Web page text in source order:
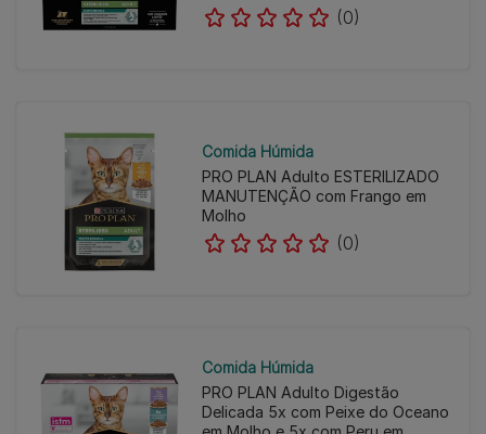
(0)
Comida Húmida
PRO PLAN Adulto ESTERILIZADO
MANUTENÇÃO com Frango em
Molho
(0)
Comida Húmida
PRO PLAN Adulto Digestão
Delicada 5x com Peixe do Oceano